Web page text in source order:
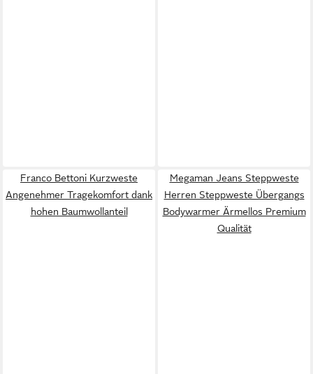
Franco Bettoni Kurzweste
Angenehmer Tragekomfort dank
hohen Baumwollanteil
Megaman Jeans Steppweste
Herren Steppweste Übergangs
Bodywarmer Ärmellos Premium
Qualität